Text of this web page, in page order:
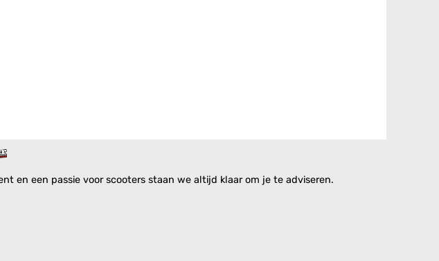
en een passie voor scooters staan we altijd klaar om je te adviseren.